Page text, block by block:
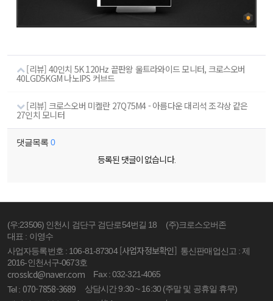
[리뷰] 40인치 5K 120Hz 끝판왕 울트라와이드 모니터, 크로스오버
40LGD5KGM 나노IPS 커브드
[리뷰] 크로스오버 미켈란 27Q75M4 - 아름다운 대리석 조각상 같은
27인치 모니터
댓글목록 0
등록된 댓글이 없습니다.
(우:23506) 인천시 검단구 검단로54번길 18
(주)크로스오버존
대표 : 이영수
사업자등록번호 : 106-81-87304[사업자정보확인] 통신판매업신고 : 제
2016-인천서구-0673호
crosslcd@naver.com
Fax : 032-321-4065
Tel : 070-7858-3689
상담시간 9:30 ~ 16:30 (주말 및 공휴일 휴무)